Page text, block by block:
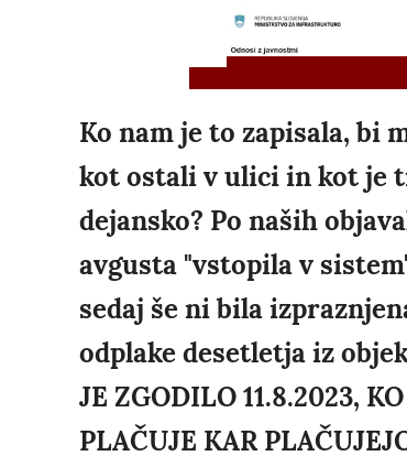
Ko nam je to zapisala, bi
kot ostali v ulici in kot je
dejansko? Po naših
avgusta "vstopila v
sedaj še ni bila
odplake desetletja iz
JE ZGODILO 11.8.2023,
PLAČUJE KAR